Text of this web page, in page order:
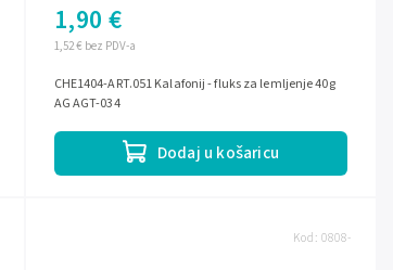
1,52 € bez PDV-a
1,90 €
Dodaj u košaricu
CHE1404-ART.051 Kalafonij - fluks za lemljenje 40g
AG AGT-034
Kod: 0808-